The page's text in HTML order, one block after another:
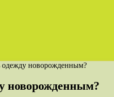
одежду новорожденным?
новорожденным?